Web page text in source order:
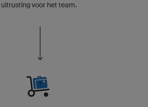
uitrusting voor het team.